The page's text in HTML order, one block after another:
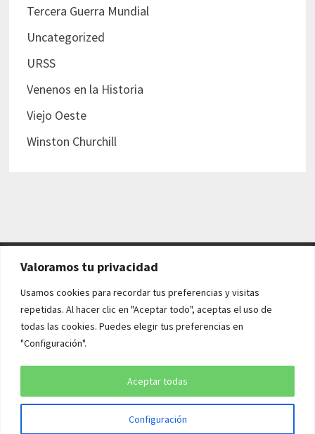
Valoramos tu privacidad
Usamos cookies para recordar tus preferencias y visitas
repetidas. Al hacer clic en "Aceptar todo", aceptas el uso de
todas las cookies. Puedes elegir tus preferencias en
"Configuración".
Configuración
Aceptar todas
Tercera Guerra Mundial
Uncategorized
URSS
Venenos en la Historia
Viejo Oeste
Winston Churchill
AVISO LEGAL Y POLÍTICAS
Aviso legal
Política de cookies